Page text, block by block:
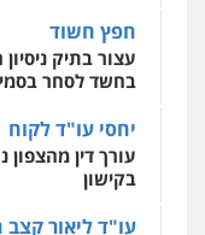
חפץ חשוד
עצור בתיק
בחשד לסחר
יחסי עו"ד לקוח
עורך דין
בקישון
עו"ד ליאור